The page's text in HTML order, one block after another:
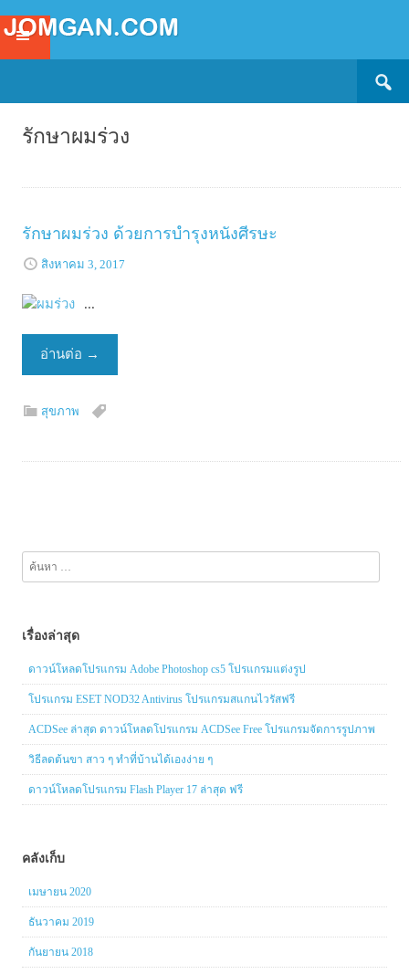
รักษาผมร่วง
รักษาผมร่วง ด้วยการบำรุงหนังศีรษะ
สิงหาคม 3, 2017
...
อ่านต่อ →
สุขภาพ
สำหรับ:
เรื่องล่าสุด
ดาวน์โหลดโปรแกรม Adobe Photoshop cs5 โปรแกรมแต่งรูป
โปรแกรม ESET NOD32 Antivirus โปรแกรมสแกนไวรัสฟรี
ACDSee ล่าสุด ดาวน์โหลดโปรแกรม ACDSee Free โปรแกรมจัดการรูปภาพ
วิธีลดต้นขา สาว ๆ ทำที่บ้านได้เองง่าย ๆ
ดาวน์โหลดโปรแกรม Flash Player 17 ล่าสุด ฟรี
คลังเก็บ
เมษายน 2020
ธันวาคม 2019
กันยายน 2018